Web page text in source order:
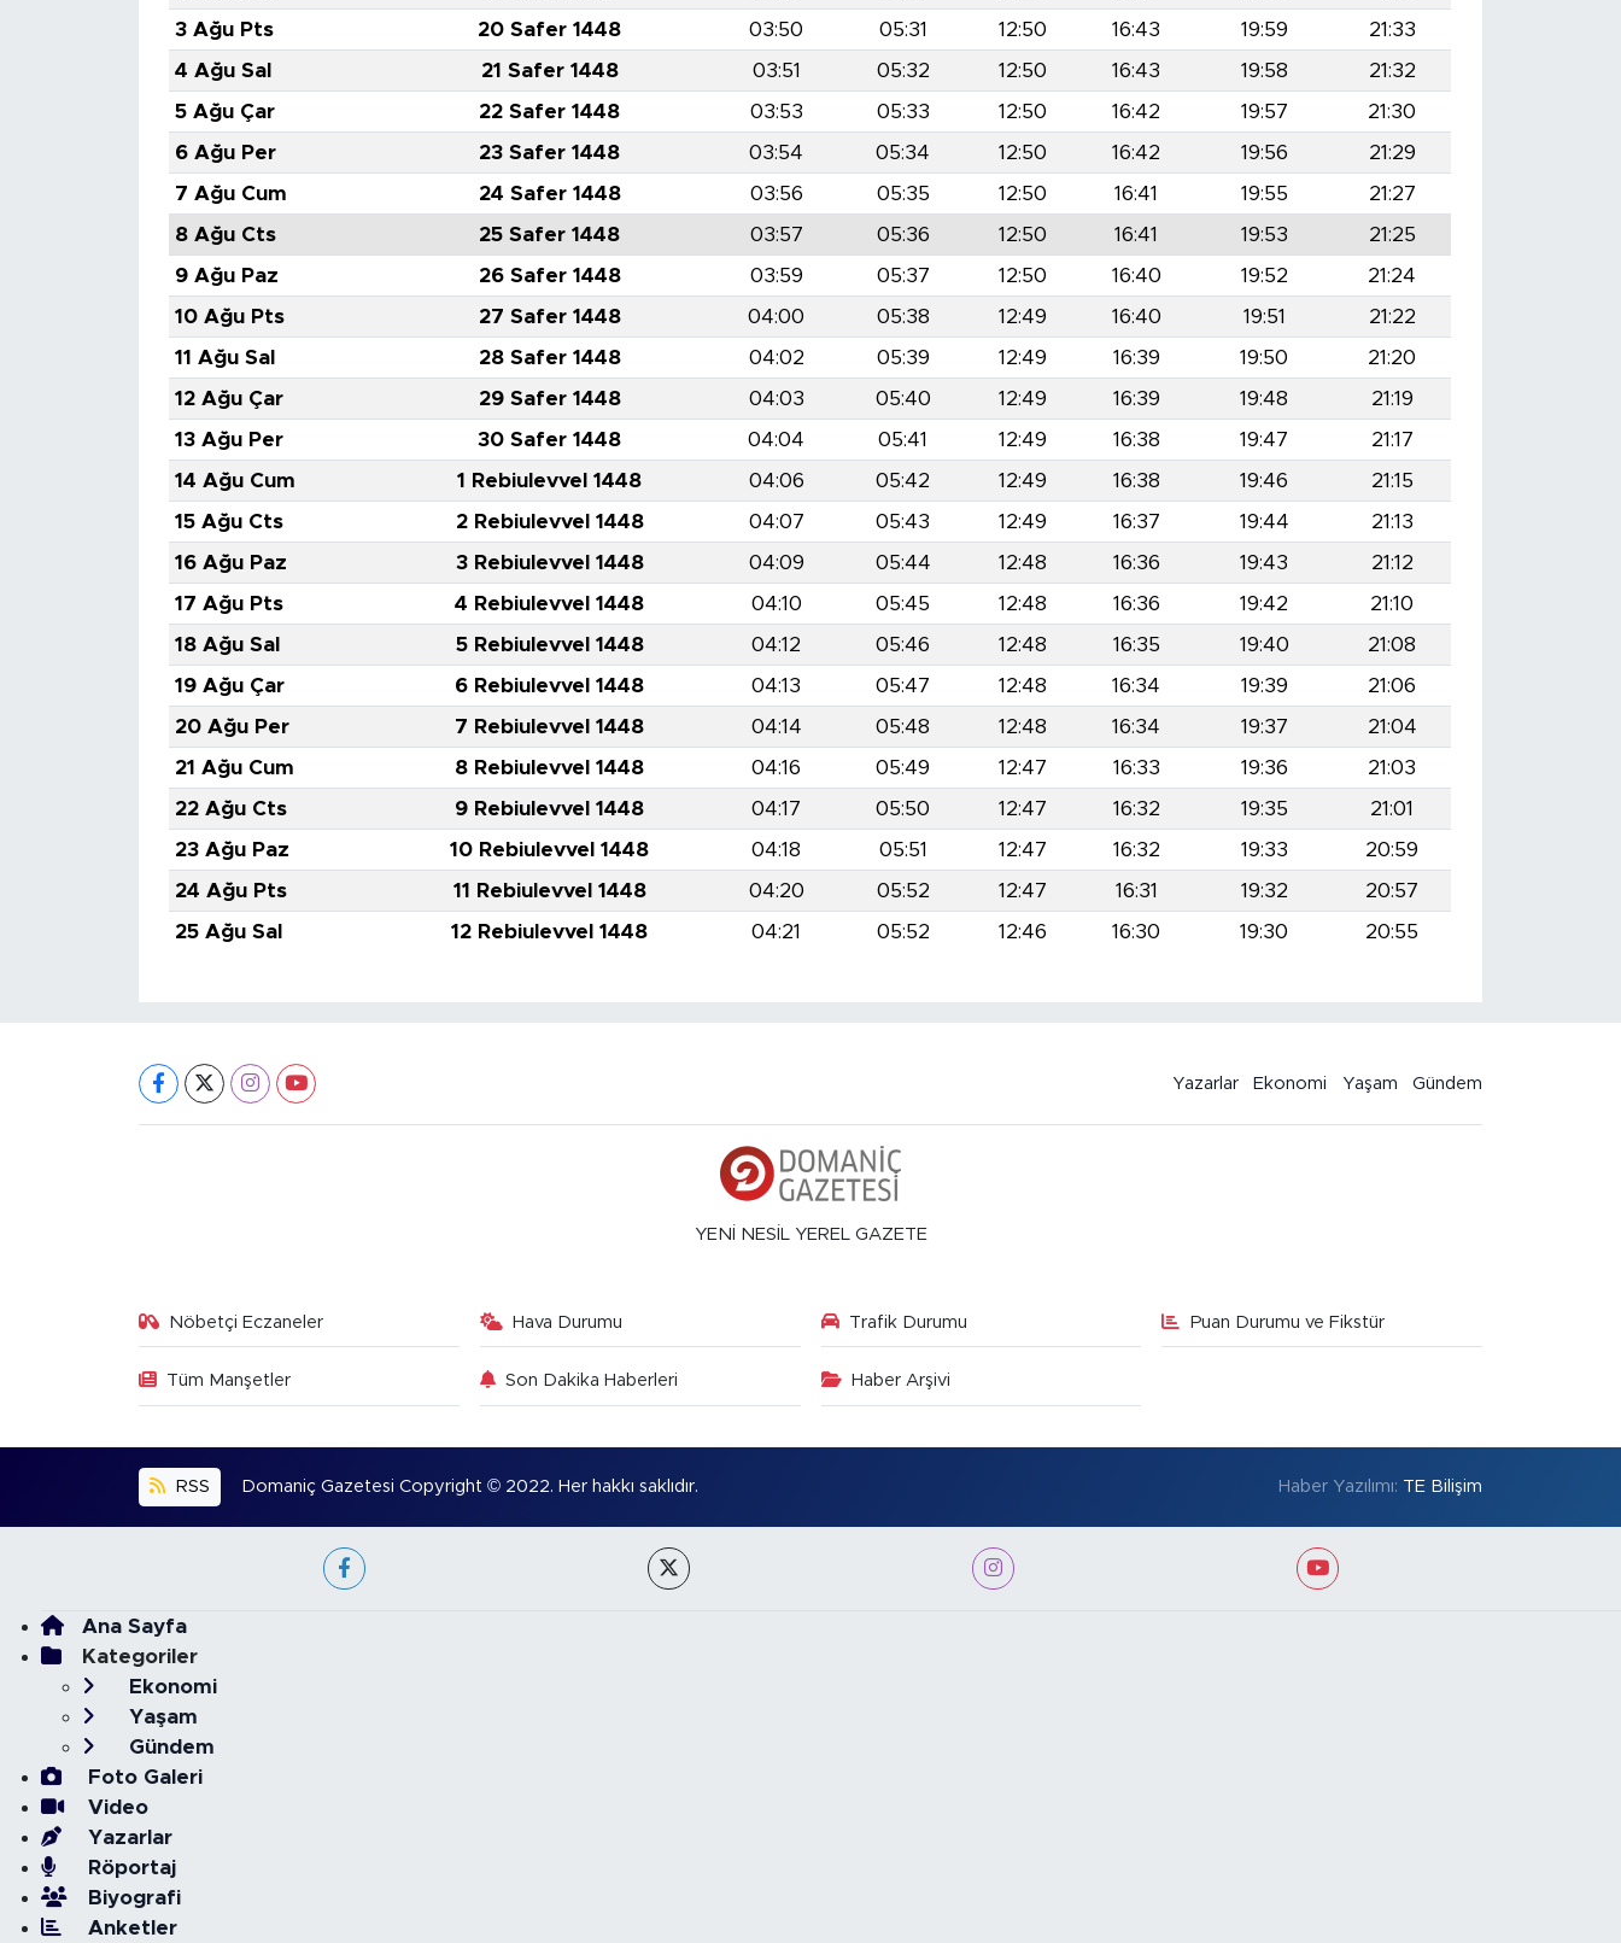
3 Ağu Pts
20 Safer 1448 03:50 05:31 12:50 16:43 19:59
21:33
4 Ağu Sal
21 Safer 1448 03:51 05:32 12:50 16:43 19:58
21:32
5 Ağu Çar
22 Safer 1448 03:53 05:33 12:50 16:42 19:57
21:30
6 Ağu Per
23 Safer 1448 03:54 05:34 12:50 16:42 19:56
21:29
7 Ağu Cum
24 Safer 1448 03:56 05:35 12:50 16:41 19:55
21:27
8 Ağu Cts
25 Safer 1448 03:57 05:36 12:50 16:41 19:53
21:25
9 Ağu Paz
26 Safer 1448 03:59 05:37 12:50 16:40 19:52
21:24
10 Ağu Pts
27 Safer 1448 04:00 05:38 12:49 16:40 19:51
21:22
11 Ağu Sal
28 Safer 1448 04:02 05:39 12:49 16:39 19:50
21:20
12 Ağu Çar
29 Safer 1448 04:03 05:40 12:49 16:39 19:48
21:19
13 Ağu Per
30 Safer 1448 04:04 05:41 12:49 16:38 19:47
21:17
14 Ağu Cum
1 Rebiulevvel 1448 04:06 05:42 12:49 16:38 19:46
21:15
15 Ağu Cts
2 Rebiulevvel 1448 04:07 05:43 12:49 16:37 19:44
21:13
16 Ağu Paz
3 Rebiulevvel 1448 04:09 05:44 12:48 16:36 19:43
21:12
17 Ağu Pts
4 Rebiulevvel 1448 04:10 05:45 12:48 16:36 19:42
21:10
18 Ağu Sal
5 Rebiulevvel 1448 04:12 05:46 12:48 16:35 19:40
21:08
19 Ağu Çar
6 Rebiulevvel 1448 04:13 05:47 12:48 16:34 19:39
21:06
20 Ağu Per
7 Rebiulevvel 1448 04:14 05:48 12:48 16:34 19:37
21:04
21 Ağu Cum
8 Rebiulevvel 1448 04:16 05:49 12:47 16:33 19:36
21:03
22 Ağu Cts
9 Rebiulevvel 1448 04:17 05:50 12:47 16:32 19:35
21:01
23 Ağu Paz
10 Rebiulevvel 1448 04:18 05:51 12:47 16:32 19:33
20:59
24 Ağu Pts
11 Rebiulevvel 1448 04:20 05:52 12:47 16:31 19:32
20:57
25 Ağu Sal
12 Rebiulevvel 1448 04:21 05:52 12:46 16:30 19:30 20:55
Yazarlar Ekonomi Yaşam Gündem
YENİ NESİL YEREL GAZETE
Nöbetçi Eczaneler Hava Durumu Trafik Durumu Puan Durumu ve Fikstür
Tüm Manşetler Son Dakika Haberleri Haber Arşivi
RSS Domaniç Gazetesi Copyright © 2022. Her hakkı saklıdır. Haber Yazılımı: TE Bilişim
Ana Sayfa
Kategoriler
Ekonomi
Yaşam
Gündem
Foto Galeri
Video
Yazarlar
Röportaj
Biyografi
Anketler